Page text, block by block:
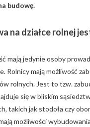
budowę.
na działce rolnej
mają jedynie osoby
Rolnicy mają możliwość
rolnych. Jest to tzw.
się w bliskim
takich jak stodoła czy
możliwości